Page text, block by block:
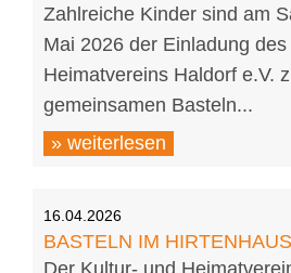
Zahlreiche Kinder sind am
Mai 2026 der Einladung
Heimatvereins Haldorf e.V.
gemeinsamen Basteln...
» weiterlesen
16.04.2026
BASTELN IM
Der Kultur- und